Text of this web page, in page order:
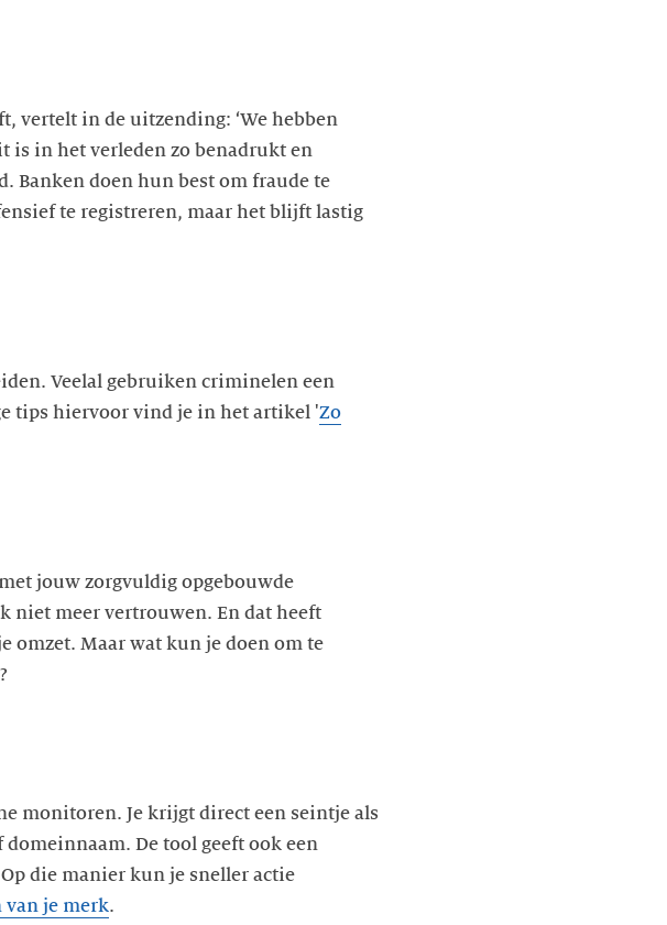
vertelt in de uitzending: ‘We hebben
is in het verleden zo benadrukt en
Banken doen hun best om fraude te
te registreren, maar het blijft lastig
Veelal gebruiken criminelen een
tips hiervoor vind je in het artikel 'Zo
jouw zorgvuldig opgebouwde
niet meer vertrouwen. En dat heeft
omzet. Maar wat kun je doen om te
monitoren. Je krijgt direct een seintje als
De tool geeft ook een
die manier kun je sneller actie
van je merk.